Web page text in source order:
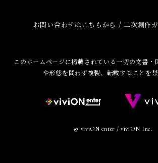
お問い合わせはこちらから /二次創作
このホームページに掲載されている一切の文書・
や形態を問わず複製、転載することを禁
© viviON enter / viviON Inc.